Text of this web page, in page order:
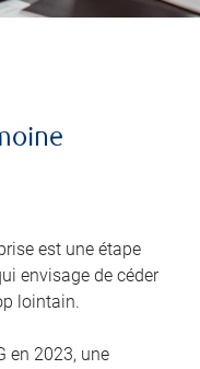
est une étape
envisage de céder
lointain.
en 2023, une